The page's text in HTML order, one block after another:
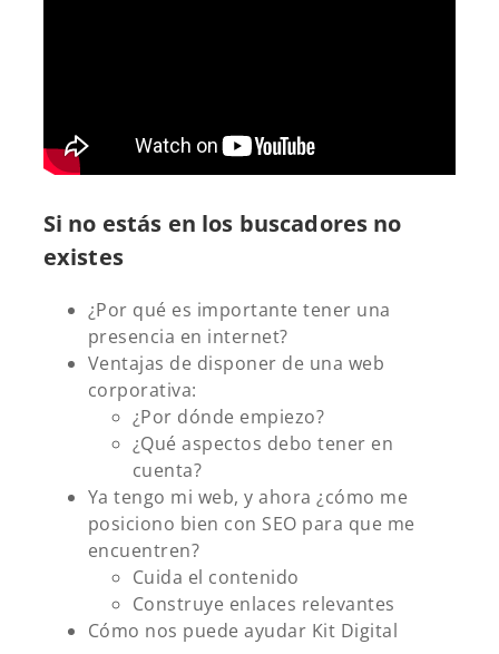
Si no estás en los buscadores no
existes
¿Por qué es importante tener una
presencia en internet?
Ventajas de disponer de una web
corporativa:
¿Por dónde empiezo?
¿Qué aspectos debo tener en
cuenta?
Ya tengo mi web, y ahora ¿cómo me
posiciono bien con SEO para que me
encuentren?
Cuida el contenido
Construye enlaces relevantes
Cómo nos puede ayudar Kit Digital